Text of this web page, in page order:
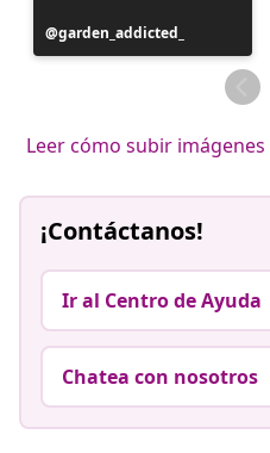
Publicación
realizada
garden_addicted_
Leer cómo subir imágenes
¡Contáctanos!
Ir al Centro de Ayuda
Chatea con nosotros